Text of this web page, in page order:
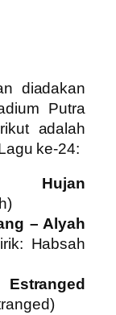
diadakan
Putra
adalah
ke-24:
Hujan
– Alyah
Habsah